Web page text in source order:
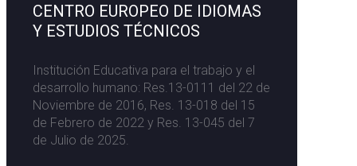
CENTRO EUROPEO DE IDIOMAS
Y ESTUDIOS TÉCNICOS
Institución Educativa para el trabajo y el
desarrollo humano: Res.13-0111 del 22 de
Noviembre de 2016, Res. 13-018 del 15
de Febrero de 2022 y Res. 13-045 del 7
de Julio de 2025.